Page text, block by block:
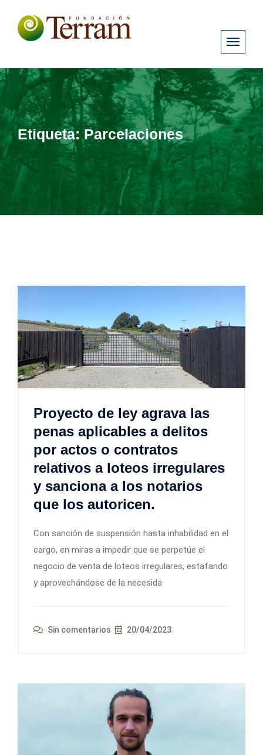
Etiqueta:Parcelaciones
Proyecto de ley agrava las
penas aplicables a delitos
por actos o contratos
relativos a loteos irregulares
y sanciona a los notarios
que los autoricen.
Con sanción de suspensión hasta inhabilidad en el
cargo, en miras a impedir que se perpetúe el
negocio de venta de loteos irregulares, estafando
y aprovechándose de la necesida
Sin comentarios 20/04/2023